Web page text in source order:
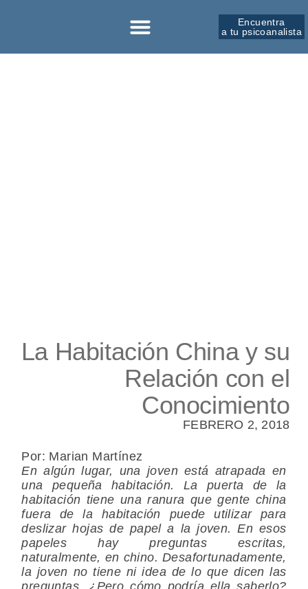
Encuentra
a tu psicoanalista
La Habitación China y su
Relación con el
Conocimiento
FEBRERO 2, 2018
Por: Marian Martínez
En algún lugar, una joven está atrapada en
una pequeña habitación. La puerta de la
habitación tiene una ranura que gente china
fuera de la habitación puede utilizar para
deslizar hojas de papel a la joven. En esos
papeles hay preguntas escritas,
naturalmente, en chino. Desafortunadamente,
la joven no tiene ni idea de lo que dicen las